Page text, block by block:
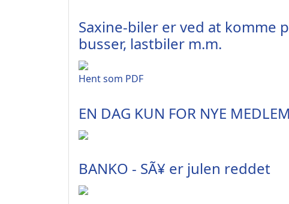
Saxine-biler er ved at komme
busser, lastbiler m.m.
Hent som PDF
EN DAG KUN FOR NYE
BANKO - SÃ¥ er julen reddet